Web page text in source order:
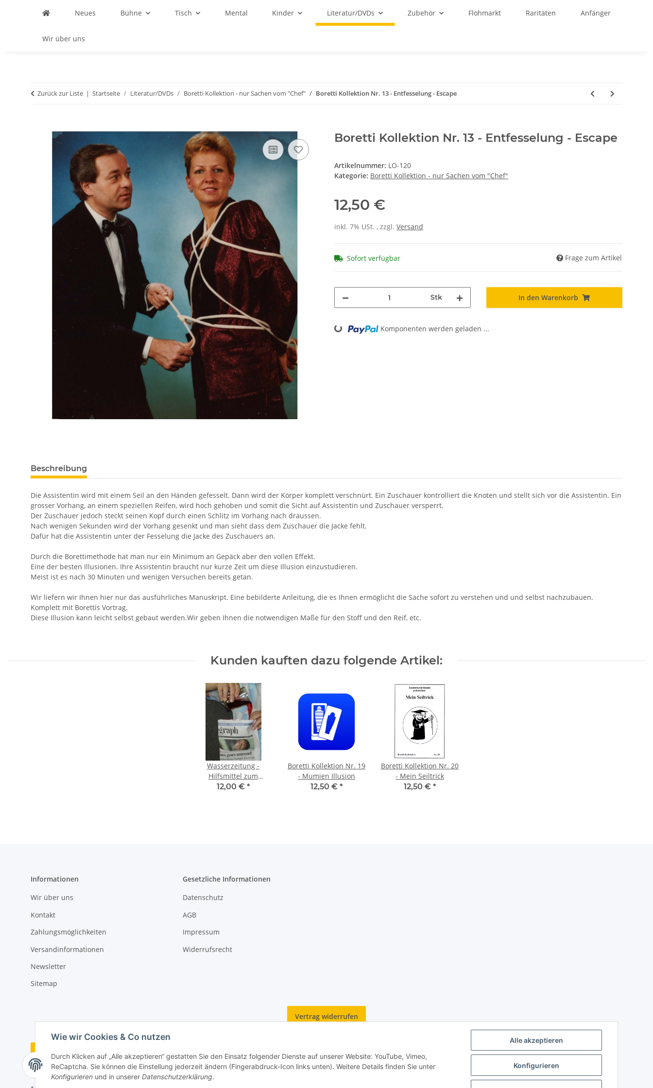
Alle akzeptieren
Konfigurieren
Wie wir Cookies & Co nutzen
Durch Klicken auf „Alle akzeptieren“ gestatten Sie den Einsatz folgender Dienste auf unserer Website: YouTube, Vimeo,
ReCaptcha. Sie können die Einstellung jederzeit ändern (Fingerabdruck-Icon links unten). Weitere Details finden Sie unter
Konfigurieren und in unserer Datenschutzerklärung.
Neues Bühne Tisch Mental Kinder Literatur/DVDs Zubehör Flohmarkt Raritäten Anfänger
Wir über uns
Zurück zur Liste Startseite Literatur/DVDs Boretti Kollektion - nur Sachen vom "Chef" Boretti Kollektion Nr. 13 - Entfesselung - Escape
Boretti Kollektion Nr. 13 - Entfesselung - Escape
Artikelnummer: LO-120
Kategorie: Boretti Kollektion - nur Sachen vom "Chef"
12,50 €
inkl. 7% USt. , zzgl. Versand
Sofort verfügbar Frage zum Artikel
Stk In den Warenkorb
Loading... Komponenten werden geladen ...
Beschreibung
Die Assistentin wird mit einem Seil an den Händen gefesselt. Dann wird der Körper komplett verschnürt. Ein Zuschauer kontrolliert die Knoten und stellt sich vor die Assistentin. Ein
grosser Vorhang, an einem speziellen Reifen, wird hoch gehoben und somit die Sicht auf Assistentin und Zuschauer versperrt.
Der Zuschauer jedoch steckt seinen Kopf durch einen Schlitz im Vorhang nach draussen.
Nach wenigen Sekunden wird der Vorhang gesenkt und man sieht dass dem Zuschauer die Jacke fehlt.
Dafür hat die Assistentin unter der Fesselung die Jacke des Zuschauers an.
Durch die Borettimethode hat man nur ein Minimum an Gepäck aber den vollen Effekt.
Eine der besten Illusionen. Ihre Assistentin braucht nur kurze Zeit um diese Illusion einzustudieren.
Meist ist es nach 30 Minuten und wenigen Versuchen bereits getan.
Wir liefern wir Ihnen hier nur das ausführliches Manuskript. Eine bebilderte Anleitung, die es Ihnen ermöglicht die Sache sofort zu verstehen und und selbst nachzubauen.
Komplett mit Borettis Vortrag.
Diese Illusion kann leicht selbst gebaut werden.Wir geben Ihnen die notwendigen Maße für den Stoff und den Reif, etc.
Kunden kauften dazu folgende Artikel:
Wasserzeitung -
Hilfsmittel zum
Selbsteinkleben.- 2
12,00 € *
Boretti Kollektion Nr. 19
- Mumien Illusion
12,50 € *
Boretti Kollektion Nr. 20
- Mein Seiltrick
12,50 € *
Informationen
Wir über uns
Kontakt
Zahlungsmöglichkeiten
Versandinformationen
Newsletter
Sitemap
Gesetzliche Informationen
Datenschutz
AGB
Impressum
Widerrufsrecht
Vertrag widerrufen
Vertrag widerrufen